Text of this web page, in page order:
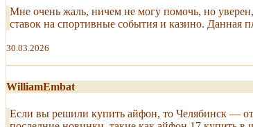
Мне очень жаль, ничем не могу помочь, но
ставок на спортивные события и казино. Данная
30.03.2026
WilliamEmbat
Если вы решили купить айфон, то Челябинск —